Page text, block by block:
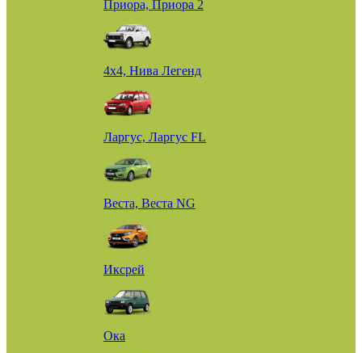
Приора, Приора 2
4х4, Нива Легенд
Ларгус, Ларгус FL
Веста, Веста NG
Иксрей
Ока